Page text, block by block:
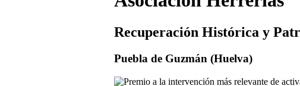
Recuperación Histórica y
Puebla de Guzmán (Huelva)